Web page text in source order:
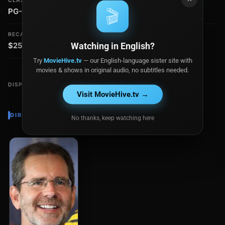
PG-13 $175.0 millones
RECAUDACIÓN
$255.0 millones
DISPONIBLE EN
DIRECTOR
🎬
Watching in English?
Try MovieHive.tv— our English-language sister site with
movies & shows in original audio, no subtitles needed.
Visit MovieHive.tv →
No thanks, keep watching here